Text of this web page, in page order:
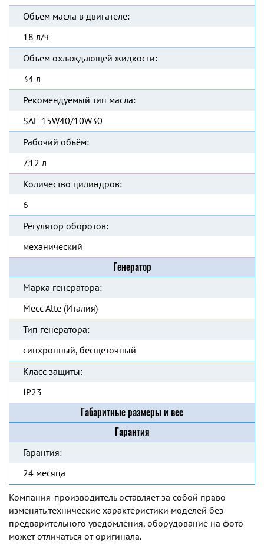
Объем масла в двигателе:
18 л/ч
Объем охлаждающей жидкости:
34 л
Рекомендуемый тип масла:
SAE 15W40/10W30
Рабочий объём:
7.12 л
Количество цилиндров:
6
Регулятор оборотов:
механический
Генератор
Марка генератора:
Mecc Alte (Италия)
Тип генератора:
синхронный, бесщеточный
Класс защиты:
IP23
Габаритные размеры и вес
Гарантия
Гарантия:
24 месяца
Компания-производитель оставляет за собой право
изменять технические характеристики моделей без
предварительного уведомления, оборудование на фото
может отличаться от оригинала.